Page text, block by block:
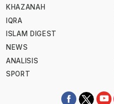
KHAZANAH
IQRA
ISLAM DIGEST
NEWS
ANALISIS
SPORT